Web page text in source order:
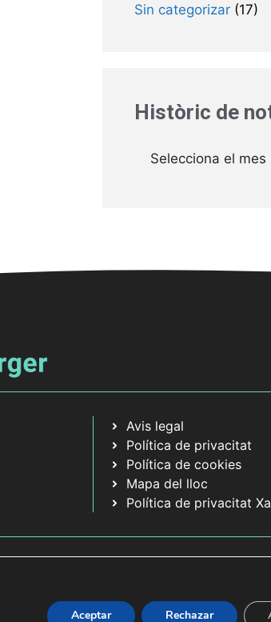
Sin categorizar(17)
Històric de
Arxius
Avis legal
Política de privacitat
Política de cookies
Mapa del lloc
Política de privacitat
Aceptar Rechazar